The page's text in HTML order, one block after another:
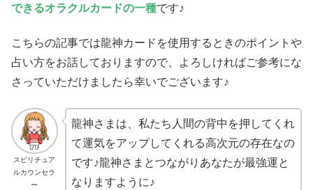
できるオラクルカードの一種です♪
こちらの記事では龍神カードを使用するときのポイントや
占い方をお話しておりますので、よろしければご参考にな
さっていただけましたら幸いでございます♪
スピリチュア
ルカウンセラ
ー
龍神さまは、私たち人間の背中を押してくれ
て運気をアップしてくれる高次元の存在なの
です♪龍神さまとつながりあなたが最強運と
なりますように♪